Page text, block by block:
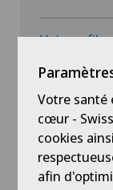
Voir profil
Voir plus
Votre santé
cœur -
cookies
afin